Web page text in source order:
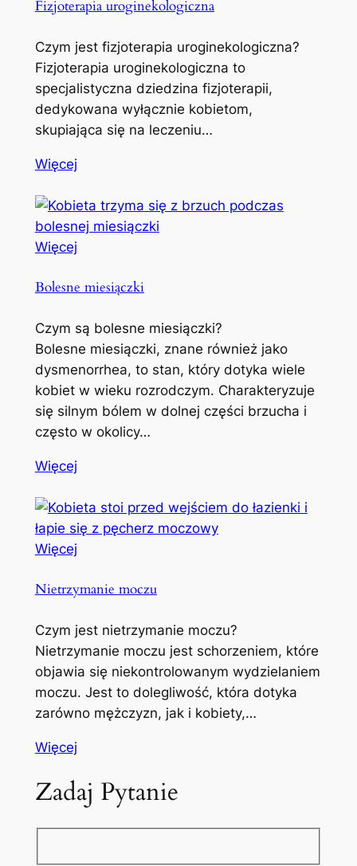
Fizjoterapia uroginekologiczna
Czym jest fizjoterapia uroginekologiczna?
Fizjoterapia uroginekologiczna to
specjalistyczna dziedzina fizjoterapii,
dedykowana wyłącznie kobietom,
skupiająca się na leczeniu…
Więcej
Więcej
Bolesne miesiączki
Czym są bolesne miesiączki?
Bolesne miesiączki, znane również jako
dysmenorrhea, to stan, który dotyka wiele
kobiet w wieku rozrodczym. Charakteryzuje
się silnym bólem w dolnej części brzucha i
często w okolicy…
Więcej
Więcej
Nietrzymanie moczu
Czym jest nietrzymanie moczu?
Nietrzymanie moczu jest schorzeniem, które
objawia się niekontrolowanym wydzielaniem
moczu. Jest to dolegliwość, która dotyka
zarówno mężczyzn, jak i kobiety,…
Więcej
Zadaj Pytanie